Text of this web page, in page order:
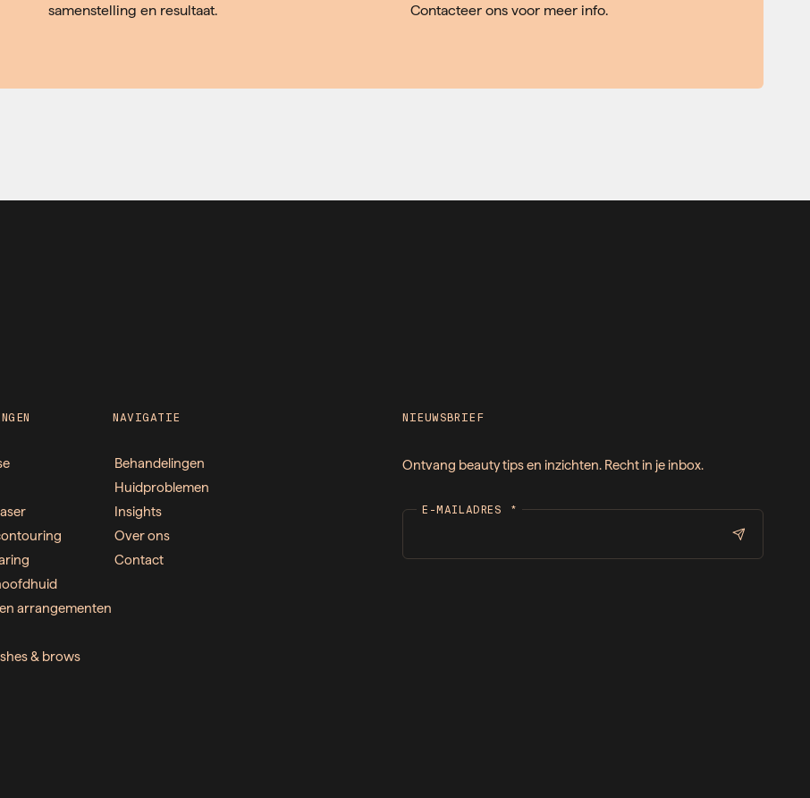
samenstelling en resultaat.
Contacteer ons voor meer info.
arrangementen
& brows
NAVIGATIE
Behandelingen
Huidproblemen
Insights
Over ons
Contact
NIEUWSBRIEF
Ontvang beauty tips en inzichten. Recht in je inbox.
E-MAILADRES *